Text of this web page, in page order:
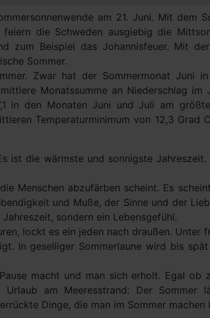
am 21. Juni. Mit dem
die Schweden ausgiebig die
zum Beispiel das Johannisfeuer. Mit
Sommer.
Zwar hat der Sommermonat Juni in
Monatssumme an Niederschlag im
in den Monaten Juni und Juli am
Temperaturminimum von 12,3 Grad
ist die wärmste und sonnigste
Menschen abzufärben scheint. Es
und Muße, der Sinne und der
sondern ein Lebensgefühl.
lockt es ein jeden nach draußen. Unter
In geselliger Sommerlaune wird bis
macht und man sich erholt. Egal ob
am Meeresstrand: Der Sommer
Dinge, die man im Sommer machen